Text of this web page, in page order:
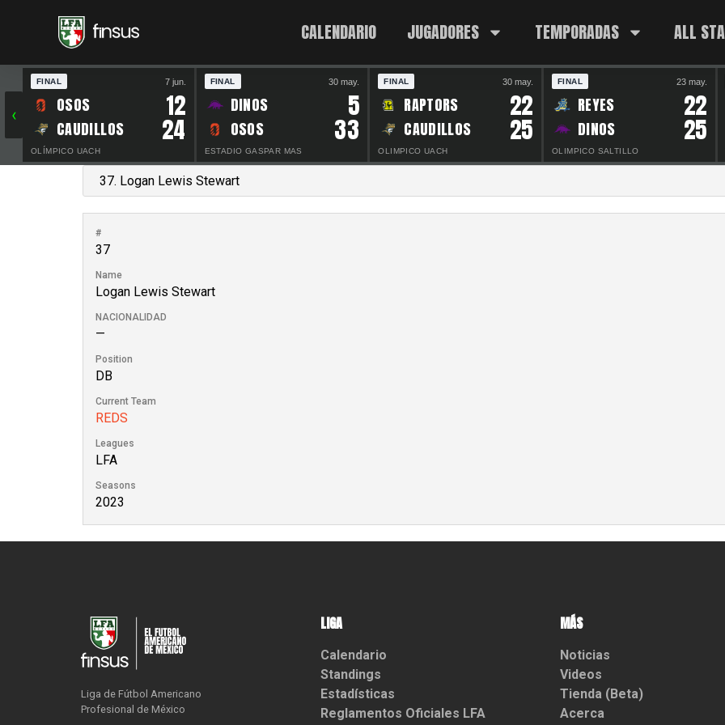
CALENDARIO JUGADORES TEMPORADAS ALL
‹
FINAL 7 jun.
OSOS 12
CAUDILLOS 24
OLÍMPICO UACH
FINAL 30 may.
DINOS 5
OSOS 33
ESTADIO GASPAR MAS
FINAL 30 may.
RAPTORS 22
CAUDILLOS 25
OLIMPICO UACH
FINAL 23 may.
REYES 22
DINOS 25
OLIMPICO SALTILLO
#
37
Name
Logan Lewis Stewart
NACIONALIDAD
—
Position
DB
Current Team
REDS
Leagues
LFA
Seasons
2023
Liga de Fútbol Americano
Profesional de México
LIGA
Calendario
Standings
Estadísticas
Reglamentos Oficiales LFA
MÁS
Noticias
Videos
Tienda (Beta)
Acerca